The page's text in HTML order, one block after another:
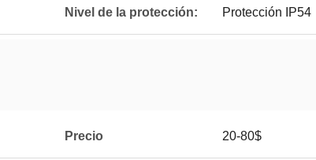
Nivel de la protección: Protección IP54
Precio 20-80$